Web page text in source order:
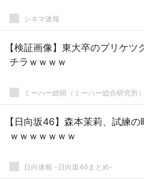
シネマ速報
【検証画像】東大卒のプリケツ
チラｗｗｗｗ
ミーハー総研（ミーハー総合研究所）
【日向坂46】森本茉莉、試練の
ｗｗｗｗｗｗｗ
日向速報 -日向坂46まとめ-